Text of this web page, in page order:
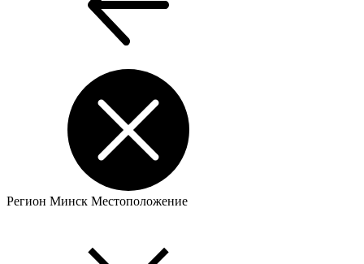
Регион Минск Местоположение